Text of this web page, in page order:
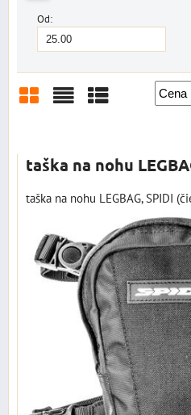
Od:
taška na nohu
taška na nohu LEGBAG, SPIDI